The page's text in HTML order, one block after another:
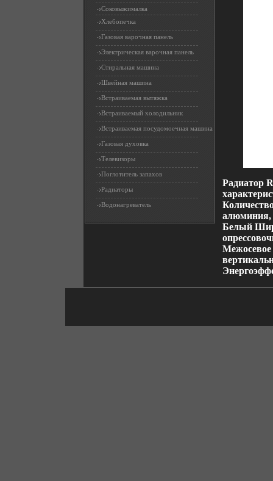
Соковыжималка
Хлебопечка
Газовая варочная панель
Электрическая варочная панель
Стиральная машина
Швейная машина
Встраиваемая вытяжка
Встраиваемый холодильник
Встраиваемая посудомоечная машина
Газовая духовка
Телевизоры
Поглотитель запахов
Радиаторы
Водонагреватель
Радиатор
алюминия,
Белый